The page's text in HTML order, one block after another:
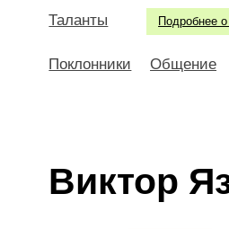
Подробнее о
Таланты
Поклонники Общение
Виктор